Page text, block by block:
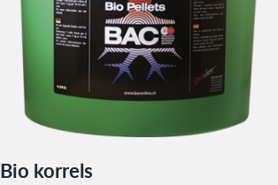
Bio korrels